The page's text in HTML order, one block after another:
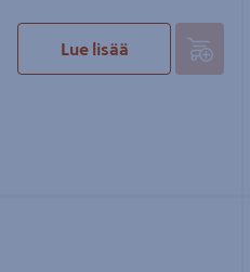
Lue lisää